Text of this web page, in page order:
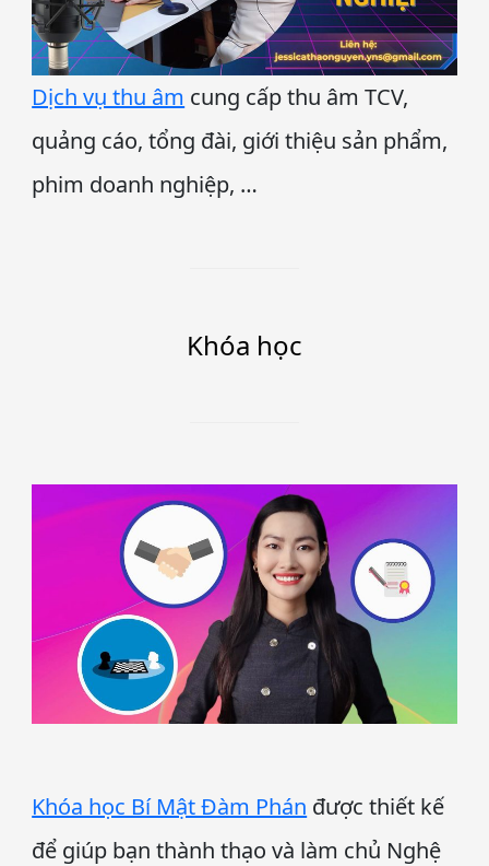
Dịch vụ thu âm cung cấp thu âm TCV,
quảng cáo, tổng đài, giới thiệu sản phẩm,
phim doanh nghiệp, …
Khóa học
Khóa học Bí Mật Đàm Phán được thiết kế
để giúp bạn thành thạo và làm chủ Nghệ